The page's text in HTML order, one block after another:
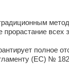
прорастание всех
полное
(ЕС) №